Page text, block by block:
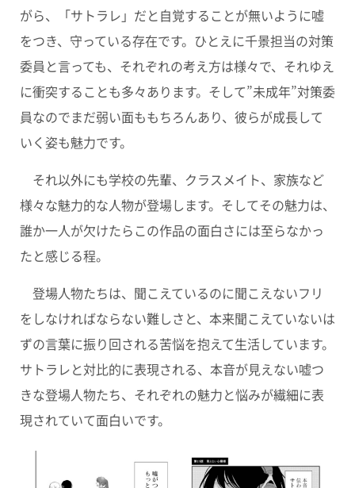
がら、「サトラレ」だと自覚することが無いように嘘
をつき、守っている存在です。ひとえに千景担当の対策
委員と言っても、それぞれの考え方は様々で、それゆえ
に衝突することも多々あります。そして”未成年”対策委
員なのでまだ弱い面ももちろんあり、彼らが成長して
いく姿も魅力です。
それ以外にも学校の先輩、クラスメイト、家族など
様々な魅力的な人物が登場します。そしてその魅力は、
誰か一人が欠けたらこの作品の面白さには至らなかっ
たと感じる程。
登場人物たちは、聞こえているのに聞こえないフリ
をしなければならない難しさと、本来聞こえていないは
ずの言葉に振り回される苦悩を抱えて生活しています。
サトラレと対比的に表現される、本音が見えない嘘つ
きな登場人物たち、それぞれの魅力と悩みが繊細に表
現されていて面白いです。